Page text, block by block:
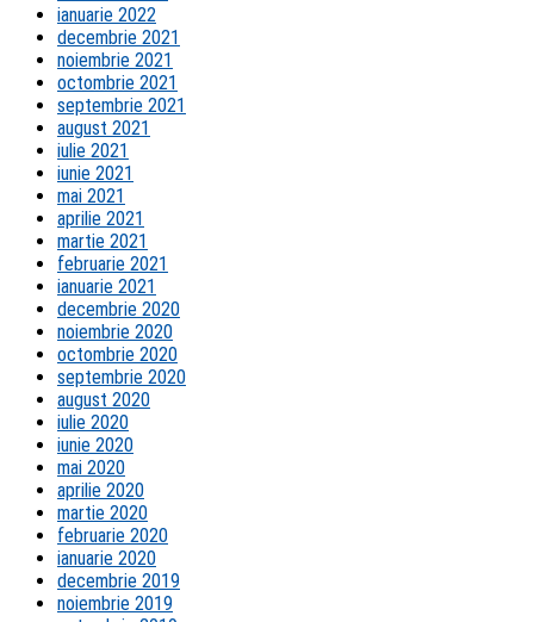
ianuarie 2022
decembrie 2021
noiembrie 2021
octombrie 2021
septembrie 2021
august 2021
iulie 2021
iunie 2021
mai 2021
aprilie 2021
martie 2021
februarie 2021
ianuarie 2021
decembrie 2020
noiembrie 2020
octombrie 2020
septembrie 2020
august 2020
iulie 2020
iunie 2020
mai 2020
aprilie 2020
martie 2020
februarie 2020
ianuarie 2020
decembrie 2019
noiembrie 2019